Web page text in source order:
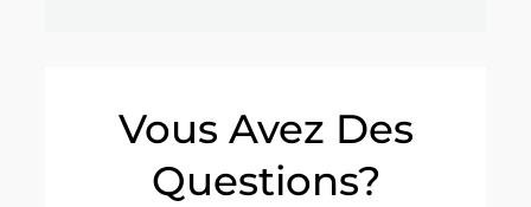
Vous Avez Des
Questions?